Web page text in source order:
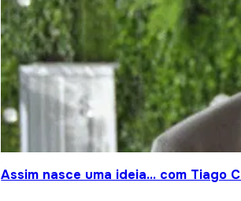
Assim nasce uma ideia… com Tiago